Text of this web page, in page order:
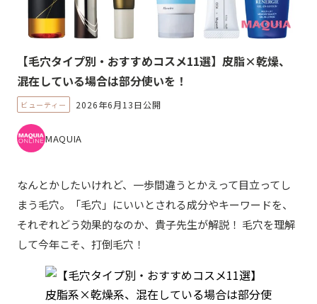
【毛穴タイプ別・おすすめコスメ11選】皮脂×乾燥、
混在している場合は部分使いを！
ビューティー 2026年6月13日公開
MAQUIA
なんとかしたいけれど、一歩間違うとかえって目立ってし
まう毛穴。「毛穴」にいいとされる成分やキーワードを、
それぞれどう効果的なのか、貴子先生が解説！ 毛穴を理解
して今年こそ、打倒毛穴！